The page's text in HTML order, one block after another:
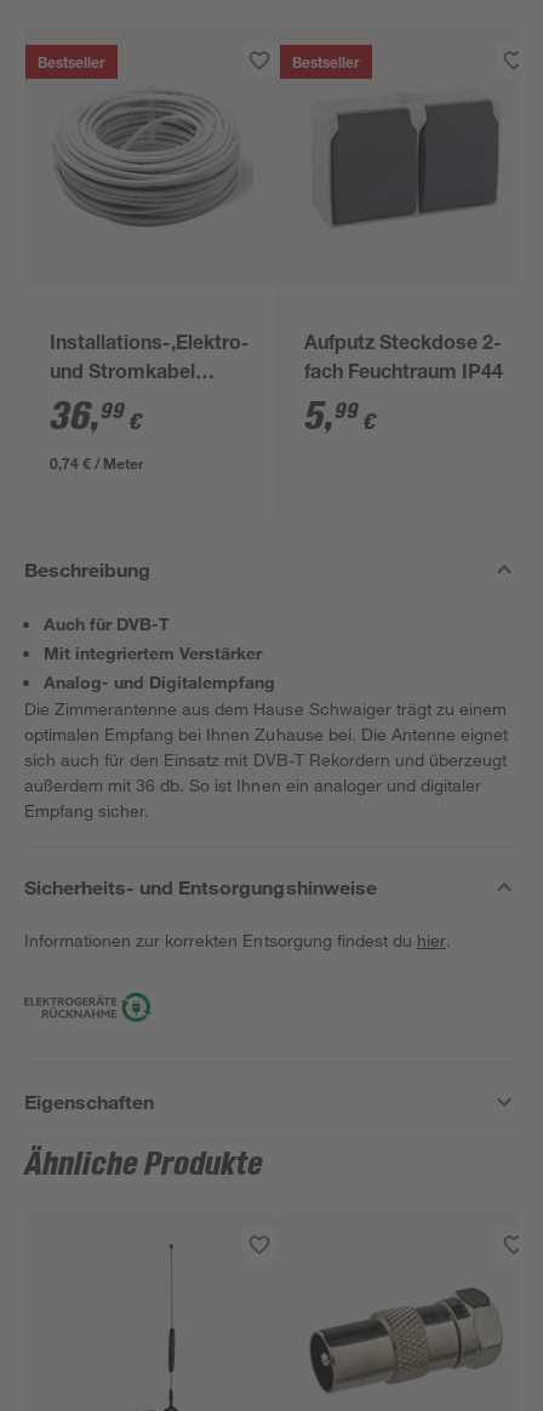
Bestseller
Installations-,Elektro-
und Stromkabel
NYM-J 3x1,5mm² 50
m
36,99 €
0,74 € / Meter
Bestseller
Aufputz Steckdose 2-
fach Feuchtraum IP44
5,99 €
Beschreibung
Auch für DVB-T
Mit integriertem Verstärker
Analog- und Digitalempfang
Die Zimmerantenne aus dem Hause Schwaiger trägt zu einem
optimalen Empfang bei Ihnen Zuhause bei. Die Antenne eignet
sich auch für den Einsatz mit DVB-T Rekordern und überzeugt
außerdem mit 36 db. So ist Ihnen ein analoger und digitaler
Empfang sicher.
Sicherheits- und Entsorgungshinweise
Informationen zur korrekten Entsorgung findest du hier.
Eigenschaften
Ähnliche Produkte